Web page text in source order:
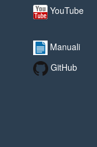
YouTube
Manuali
GitHub